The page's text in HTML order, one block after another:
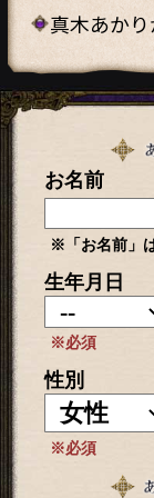
真木あか
お名前
※「お名前」は
生年月日
※必須
性別
※必須